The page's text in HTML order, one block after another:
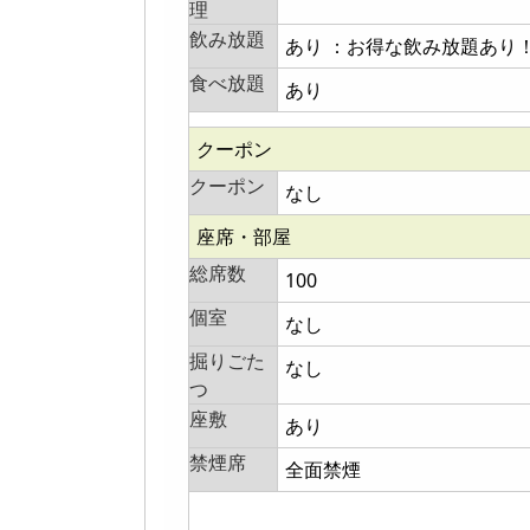
理
飲み放題
あり ：お得な飲み放題あり
食べ放題
あり
クーポン
クーポン
なし
座席・部屋
総席数
100
個室
なし
掘りごた
つ
なし
座敷
あり
禁煙席
全面禁煙